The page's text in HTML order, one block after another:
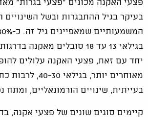
פצעי האקנה מכונים "פצעי בגרות"
בעיקר בגיל ההתבגרות ובשל השינויים
בגילאי 13 עד 18 סובלים
יחד עם זאת, פצעי האקנה עלולים
מאוחרים יותר,
בעייתית, שינויים הורמונאליים, ומתח
קיימים סוגים שונים של פצעי אקנה,